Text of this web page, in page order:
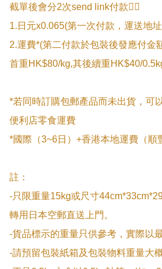
截單後會分2次send link付款👇🏻
1.日元x0.065(第一次付款，運送地
2.運費*(第二付款於包裝後發應付金
首重HK$80/kg,其後續重HK$40/
*若同時訂購包郵產品而未出貨，可
便利店零食運費
*國際（3~6日）+香港本地運費（順
註：
-只限重量15kg或尺寸
轉用日本空郵直送上門。
-貨品標示的重量只供參考，實際以
-請預留包裝紙箱及包裝物料重量大